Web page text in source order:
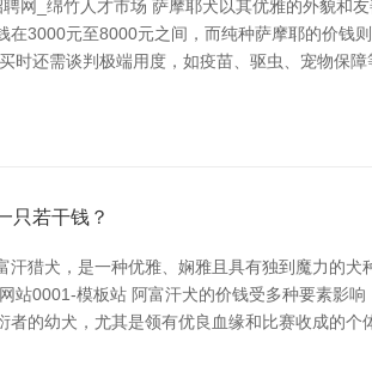
网_绵竹人才市场 萨摩耶犬以其优雅的外貌和
在3000元至8000元之间，而纯种萨摩耶的价钱
时还需谈判极端用度，如疫苗、驱虫、宠物保
只若干钱？
汗猎犬，是一种优雅、娴雅且具有独到魔力的
站0001-模板站 阿富汗犬的价钱受多种要素影
者的幼犬，尤其是领有优良血缘和比赛收成的